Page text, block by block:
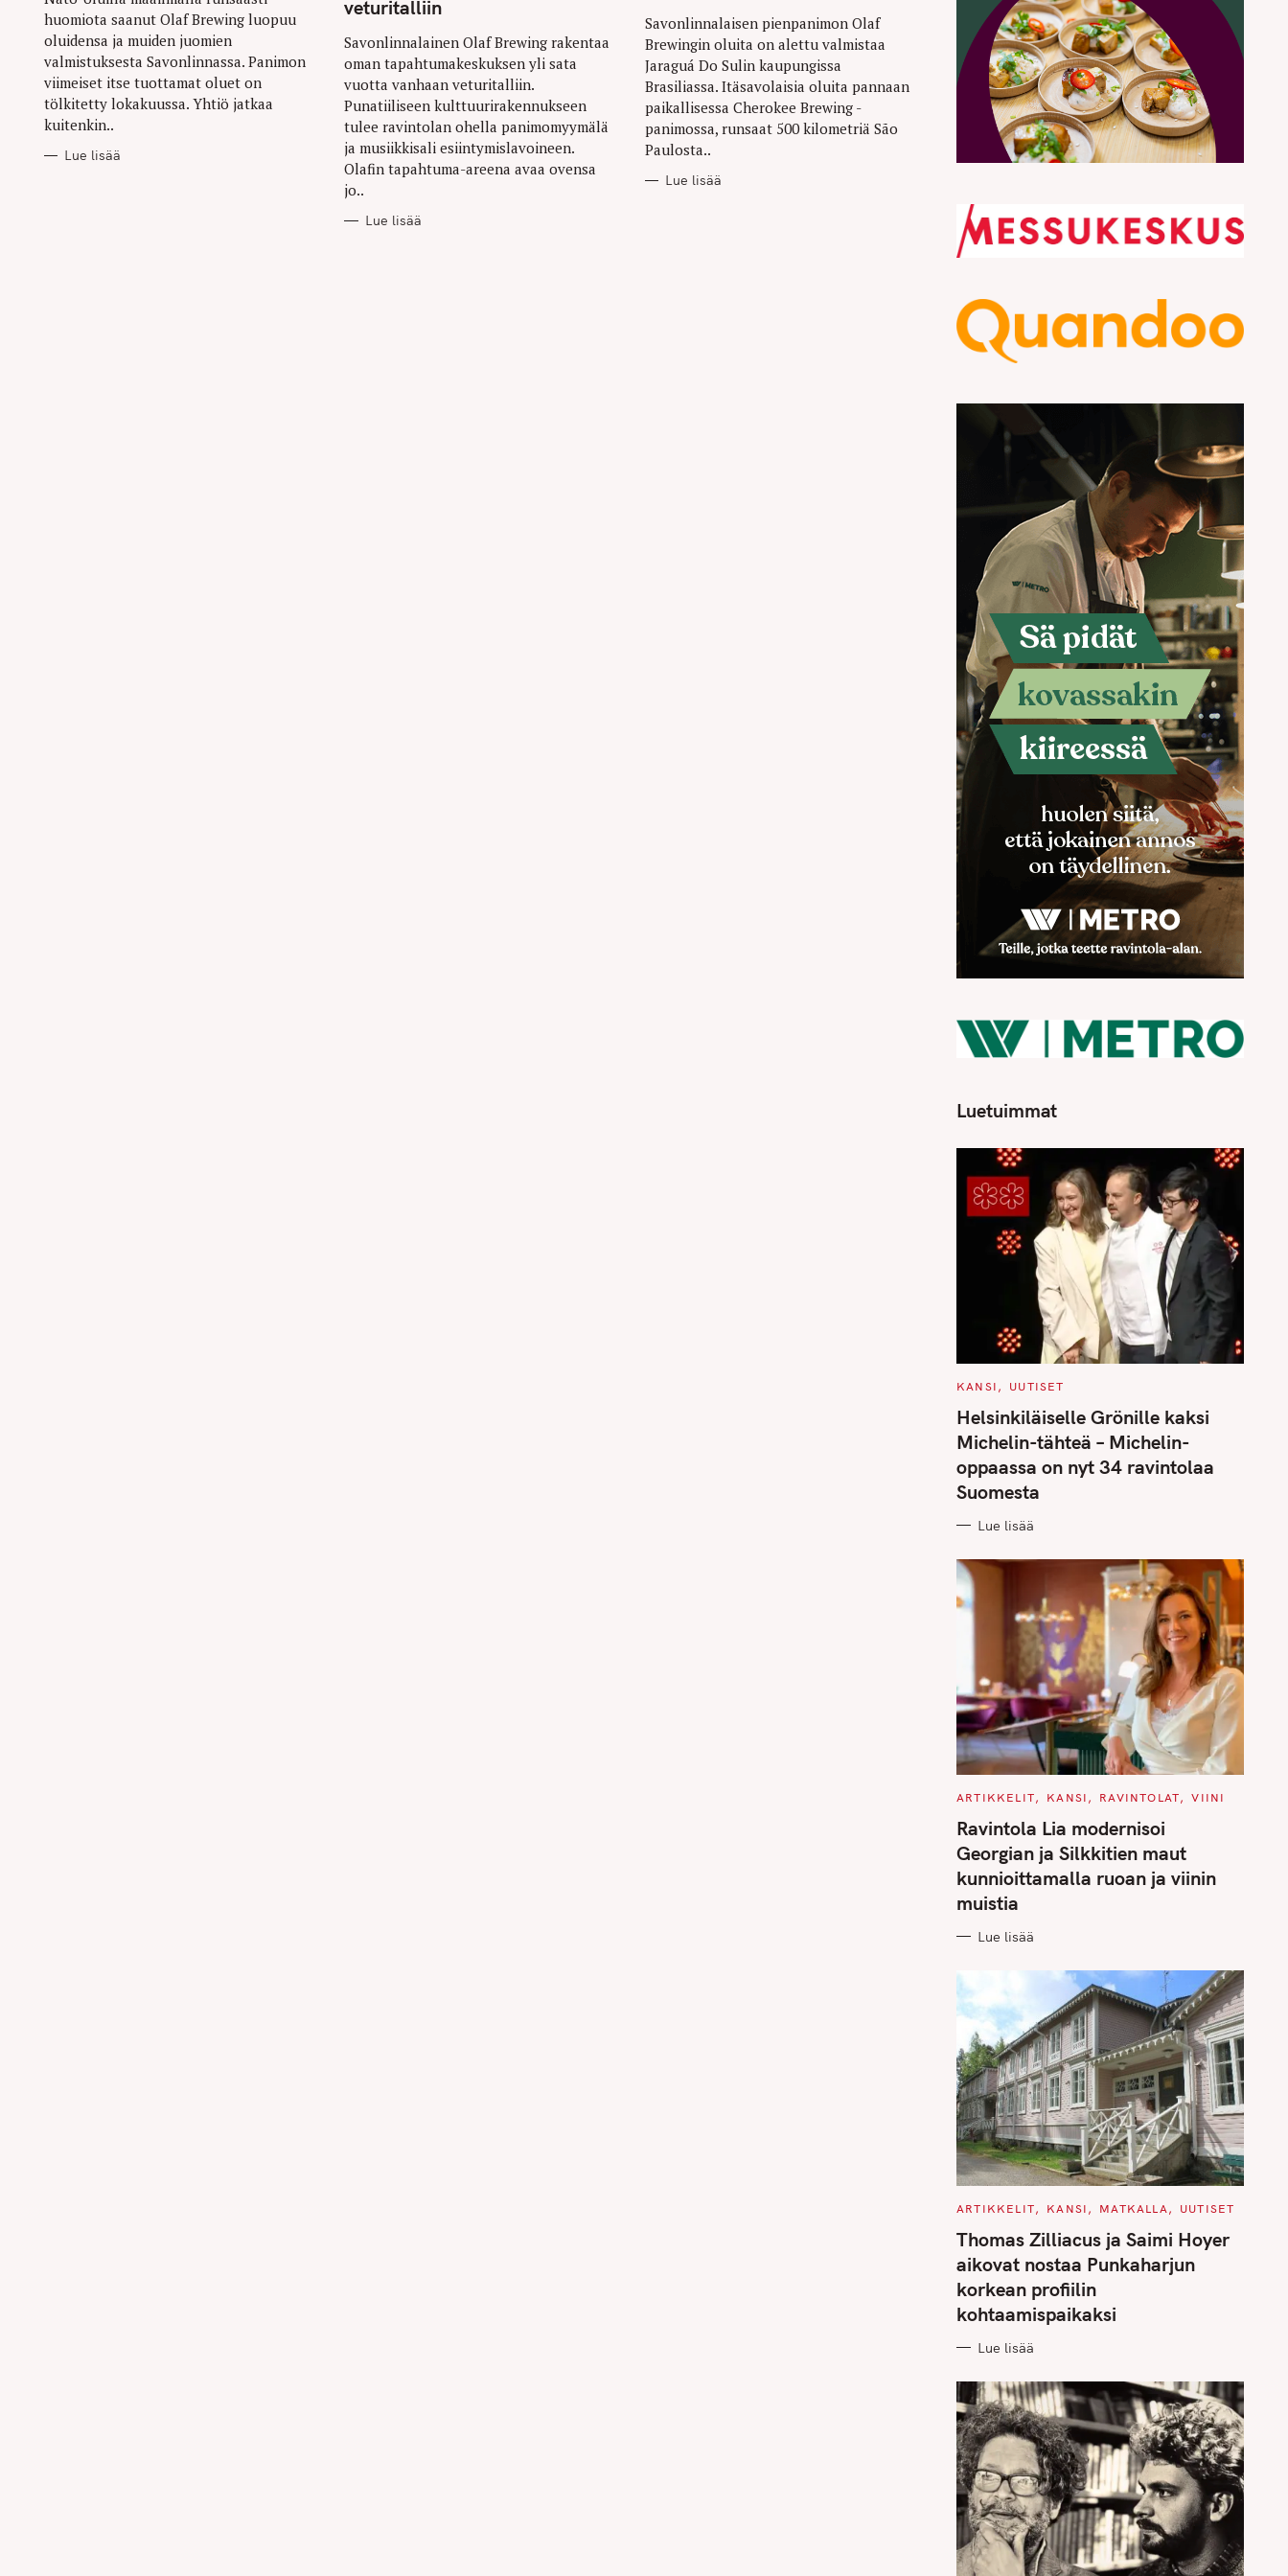
huomiota saanut Olaf Brewing luopuu
oluidensa ja muiden juomien
valmistuksesta Savonlinnassa. Panimon
viimeiset itse tuottamat oluet on
tölkitetty lokakuussa. Yhtiö jatkaa
kuitenkin..
Lue lisää
veturitalliin
Savonlinnalainen Olaf Brewing rakentaa
oman tapahtumakeskuksen yli sata
vuotta vanhaan veturitalliin.
Punatiiliseen kulttuurirakennukseen
tulee ravintolan ohella panimomyymälä
ja musiikkisali esiintymislavoineen.
Olafin tapahtuma-areena avaa ovensa
jo..
Lue lisää
Savonlinnalaisen pienpanimon Olaf
Brewingin oluita on alettu valmistaa
Jaraguá Do Sulin kaupungissa
Brasiliassa. Itäsavolaisia oluita pannaan
paikallisessa Cherokee Brewing -
panimossa, runsaat 500 kilometriä São
Paulosta..
Lue lisää
Luetuimmat
C
T
E
G
O
I
E
S
KANSI UUTISET
Helsinkiläiselle Grönille kaksi
Michelin-tähteä – Michelin-
oppaassa on nyt 34 ravintolaa
Suomesta
Lue lisää
C
T
E
G
O
R
I
S
ARTIKKELIT KANSI RAVINTOLAT VIINI
Ravintola Lia modernisoi
Georgian ja Silkkitien maut
kunnioittamalla ruoan ja viinin
muistia
Lue lisää
C
T
E
O
R
I
E
S
ARTIKKELIT KANSI MATKALLA UUTISET
Thomas Zilliacus ja Saimi Hoyer
aikovat nostaa Punkaharjun
korkean profiilin
kohtaamispaikaksi
Lue lisää